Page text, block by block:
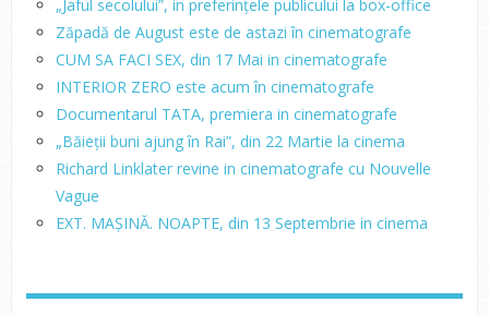
„Jaful secolului”, in preferințele publicului la box-office
Zăpadă de August este de astazi în cinematografe
CUM SA FACI SEX, din 17 Mai in cinematografe
INTERIOR ZERO este acum în cinematografe
Documentarul TATA, premiera in cinematografe
„Băieții buni ajung în Rai”, din 22 Martie la cinema
Richard Linklater revine in cinematografe cu Nouvelle
Vague
EXT. MAȘINĂ. NOAPTE, din 13 Septembrie in cinema